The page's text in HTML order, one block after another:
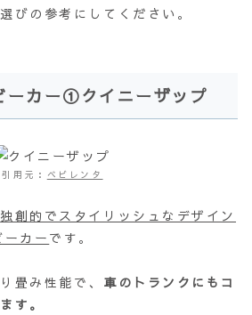
びの参考にしてください。
ーカー①クイニーザップ
引用元： ベビレンタ
独創的でスタイリッシュなデザイン
カー です。
畳み性能で、 車のトランクにもコ
す。